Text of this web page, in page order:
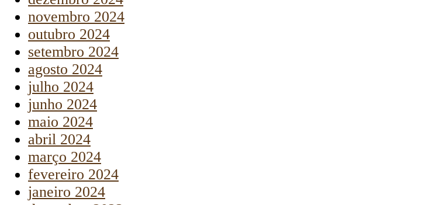
novembro 2024
outubro 2024
setembro 2024
agosto 2024
julho 2024
junho 2024
maio 2024
abril 2024
março 2024
fevereiro 2024
janeiro 2024